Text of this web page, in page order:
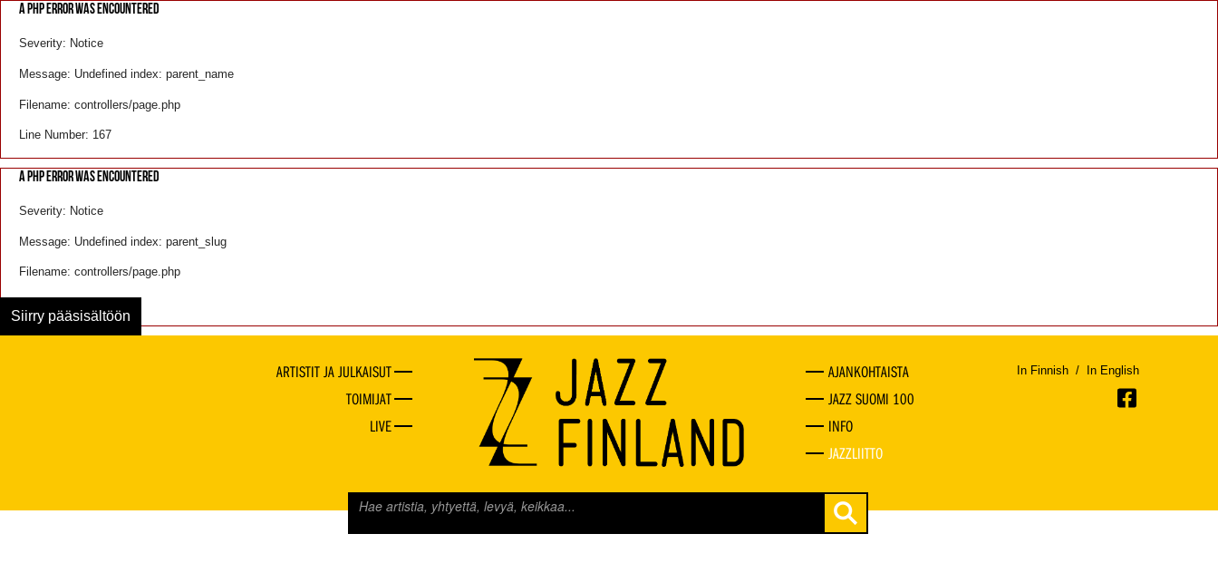
A PHP ERROR WAS ENCOUNTERED
Severity: Notice
Message: Undefined index: parent_name
Filename: controllers/page.php
Line Number: 167
A PHP ERROR WAS ENCOUNTERED
Severity: Notice
Message: Undefined index: parent_slug
Filename: controllers/page.php
Siirry pääsisältöön
ARTISTIT JA JULKAISUT
TOIMIJAT
LIVE
AJANKOHTAISTA
JAZZ SUOMI 100
INFO
JAZZLIITTO
In Finnish / In English